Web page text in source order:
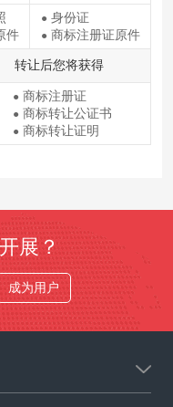
件
●身份证
●商标注册证原件
转让后您将获得
●商标注册证
●商标转让公证书
●商标转让证明
展？
成为用户